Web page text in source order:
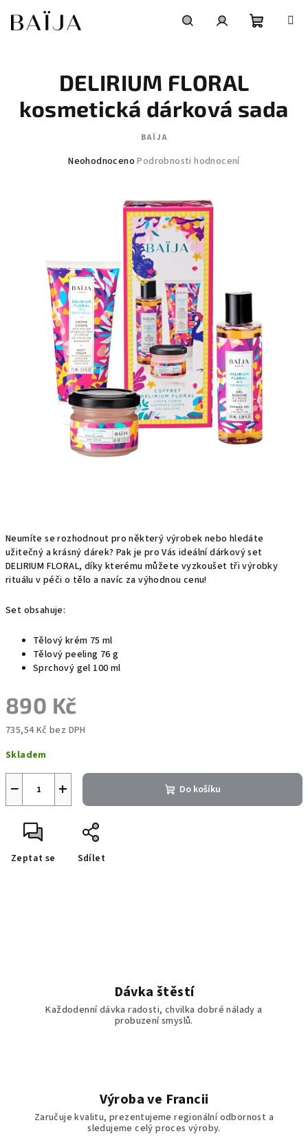
obsah
Neumíte se rozhodnout pro některý výrobek nebo hledáte
užitečný a krásný dárek? Pak je pro Vás ideální dárkový set
DELIRIUM FLORAL, díky kterému můžete vyzkoušet tři výrobky
rituálu v péči o tělo a navíc za výhodnou cenu!
Set obsahuje:
Tělový krém 75 ml
Tělový peeling 76 g
Sprchový gel 100 ml
890 Kč
735,54 Kč bez DPH
cena:
Skladem
+
− Do košíku
Zeptat se Sdílet
DELIRIUM FLORAL
kosmetická dárková sada
BAÏJA
Průměrné
Neohodnoceno Podrobnosti hodnocení
Dávka štěstí
Každodenní dávka radosti, chvilka dobré nálady a
probuzení smyslů.
Výroba ve Francii
Zaručuje kvalitu, prezentujeme regionální odbornost a
sledujeme celý proces výroby.